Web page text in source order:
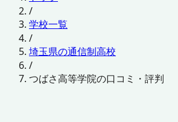
/
学校一覧
/
埼玉県の通信制高校
/
つばさ高等学院の口コミ・評判